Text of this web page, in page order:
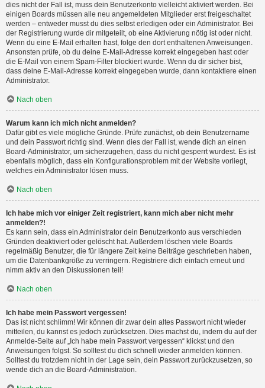
dies nicht der Fall ist, muss dein Benutzerkonto vielleicht aktiviert werden. Bei
einigen Boards müssen alle neu angemeldeten Mitglieder erst freigeschaltet
werden – entweder musst du dies selbst erledigen oder ein Administrator. Bei
der Registrierung wurde dir mitgeteilt, ob eine Aktivierung nötig ist oder nicht.
Wenn du eine E-Mail erhalten hast, folge den dort enthaltenen Anweisungen.
Ansonsten prüfe, ob du deine E-Mail-Adresse korrekt eingegeben hast oder
die E-Mail von einem Spam-Filter blockiert wurde. Wenn du dir sicher bist,
dass deine E-Mail-Adresse korrekt eingegeben wurde, dann kontaktiere einen
Administrator.
Nach oben
Warum kann ich mich nicht anmelden?
Dafür gibt es viele mögliche Gründe. Prüfe zunächst, ob dein Benutzername
und dein Passwort richtig sind. Wenn dies der Fall ist, wende dich an einen
Board-Administrator, um sicherzugehen, dass du nicht gesperrt wurdest. Es ist
ebenfalls möglich, dass ein Konfigurationsproblem mit der Website vorliegt,
welches ein Administrator lösen muss.
Nach oben
Ich habe mich vor einiger Zeit registriert, kann mich aber nicht mehr
anmelden?!
Es kann sein, dass ein Administrator dein Benutzerkonto aus verschieden
Gründen deaktiviert oder gelöscht hat. Außerdem löschen viele Boards
regelmäßig Benutzer, die für längere Zeit keine Beiträge geschrieben haben,
um die Datenbankgröße zu verringern. Registriere dich einfach erneut und
nimm aktiv an den Diskussionen teil!
Nach oben
Ich habe mein Passwort vergessen!
Das ist nicht schlimm! Wir können dir zwar dein altes Passwort nicht wieder
mitteilen, du kannst es jedoch zurücksetzen. Dies machst du, indem du auf der
Anmelde-Seite auf „Ich habe mein Passwort vergessen“ klickst und den
Anweisungen folgst. So solltest du dich schnell wieder anmelden können.
Solltest du trotzdem nicht in der Lage sein, dein Passwort zurückzusetzen, so
wende dich an die Board-Administration.